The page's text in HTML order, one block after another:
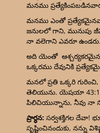
మనము
మనము ఎంతో
జనులలో గాని,
నా వలెగాని ఎవరూ ఉండరు.
అది యెంతో
ఒక్కరము దేవునికి
మనలో ప్రతి ఒక్కరి
తెలియును. యెషయా 43:1 లో
పిలిచియున్నాను, నీవు నా
ప్రార్ధన: సర్వశక్తిగల దేవా!
సృష్టించినందుకు, నన్ను